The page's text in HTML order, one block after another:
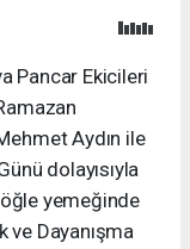
Pancar Ekicileri
Aydın ile
dolayısıyla
öğle yemeğinde
ve Dayanışma